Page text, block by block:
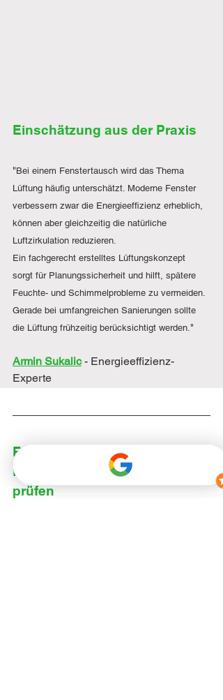
Einschätzung aus der Praxis
"Bei einem Fenstertausch wird das Thema
Lüftung häufig unterschätzt. Moderne Fenster
verbessern zwar die Energieeffizienz erheblich,
können aber gleichzeitig die natürliche
Luftzirkulation reduzieren.
Ein fachgerecht erstelltes Lüftungskonzept
sorgt für Planungssicherheit und hilft, spätere
Feuchte- und Schimmelprobleme zu vermeiden.
Gerade bei umfangreichen Sanierungen sollte
die Lüftung frühzeitig berücksichtigt werden."
Armin Sukalic - Energieeffizienz-
Experte
Fazit: Lüftungskonzept
Fenstertausch rechtzeitig
prüfen